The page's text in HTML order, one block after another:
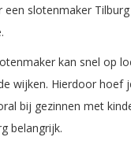
een slotenmaker
kan snel op
wijken. Hierdoor hoef
bij gezinnen met
belangrijk.